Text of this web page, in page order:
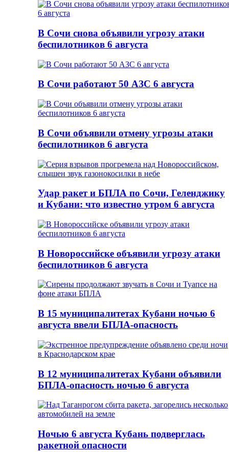
В Сочи снова объявили угрозу атаки
беспилотников 6 августа
В Сочи работают 50 АЗС 6 августа
В Сочи объявили отмену угрозы атаки
беспилотников 6 августа
Удар ракет и БПЛА по Сочи, Геленджику
и Кубани: что известно утром 6 августа
В Новороссийске объявили угрозу атаки
беспилотников 6 августа
В 15 муниципалитетах Кубани ночью 6
августа ввели БПЛА-опасность
В 12 муниципалитетах Кубани объявили
БПЛА-опасность ночью 6 августа
Ночью 6 августа Кубань подверглась
ракетной опасности